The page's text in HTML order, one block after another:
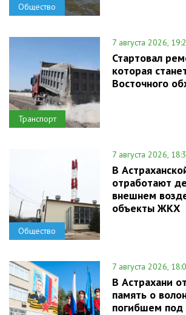
Общество
Транспорт
7 августа 2026,
Стартовал
которая
Восточного
Общество
7 августа 2026,
В
отработают
внешнем
объекты ЖКХ
7 августа 2026,
В Астрахани
память о
погибшем под